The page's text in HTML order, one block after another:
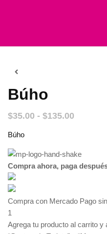
Búho
$35.00 - $135.00
Búho
Compra ahora, paga
Compra con Mercado Pago
1
Agrega tu producto al carrito y